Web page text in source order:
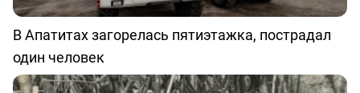
В Апатитах загорелась пятиэтажка, пострадал
один человек